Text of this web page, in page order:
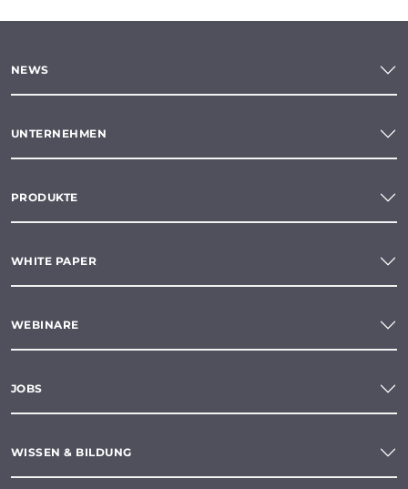
NEWS
UNTERNEHMEN
PRODUKTE
WHITE PAPER
WEBINARE
JOBS
WISSEN & BILDUNG